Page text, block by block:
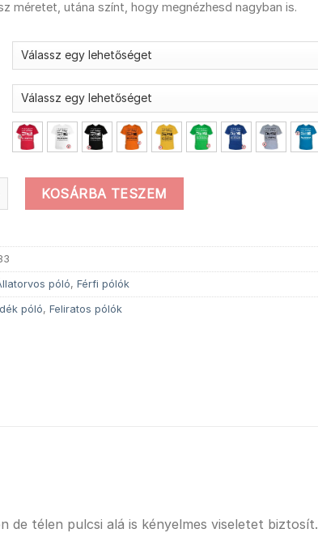
méretet, utána színt, hogy megnézhesd nagyban is.
egoista állatorvos póló mennyiség
KOSÁRBA TESZEM
póló, Férfi pólók
póló, Feliratos pólók
de télen pulcsi alá is kényelmes viseletet biztosít.